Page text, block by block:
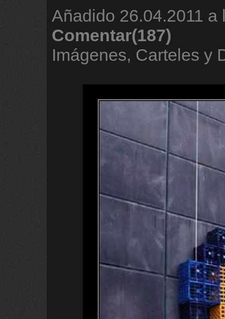
Añadido 26.04.2011 a
Comentar(187)
Imágenes, Carteles y